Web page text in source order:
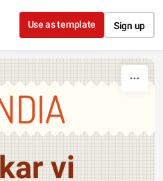
content
Use as template Sign up
vi